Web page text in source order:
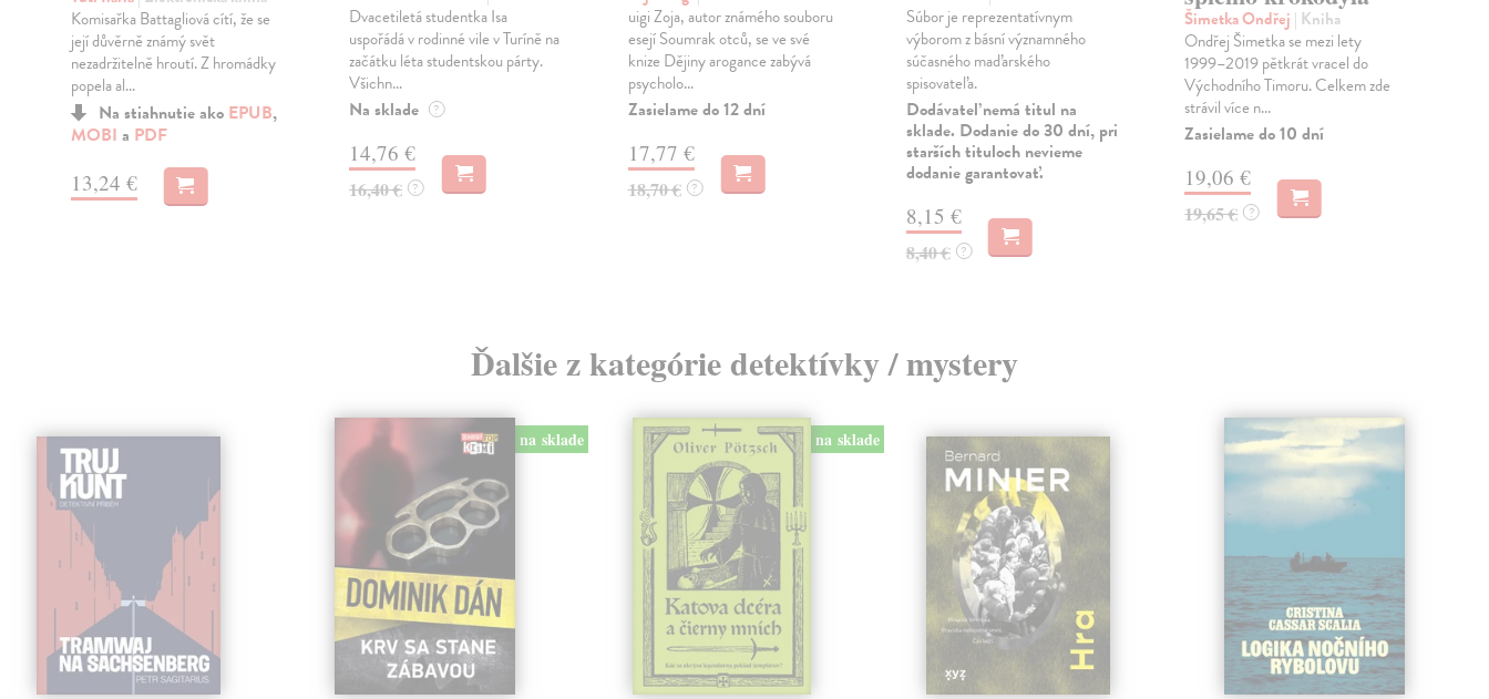
Komisařka Battagliová cítí, že se
její důvěrně známý svět
nezadržitelně hroutí. Z hromádky
popela al...
Na stiahnutie ako EPUB,
MOBI a PDF
13,24 €
Dvacetiletá studentka Isa
uspořádá v rodinné vile v Turíně na
začátku léta studentskou párty.
Všichn...
Na sklade ?
14,76 €
16,40 € ?
uigi Zoja, autor známého souboru
esejí Soumrak otců, se ve své
knize Dějiny arogance zabývá
psycholo...
Zasielame do 12 dní
17,77 €
18,70 € ?
Súbor je reprezentatívnym
výborom z básní významného
súčasného maďarského
spisovateľa.
Dodávateľ nemá titul na
sklade. Dodanie do 30 dní, pri
starších tituloch nevieme
dodanie garantovať.
8,15 €
8,40 € ?
Šimetka Ondřej | Kniha
Ondřej Šimetka se mezi lety
1999–2019 pětkrát vracel do
Východního Timoru. Celkem zde
strávil více n...
Zasielame do 10 dní
19,06 €
19,65 € ?
Ďalšie z kategórie detektívky / mystery
na sklade na sklade